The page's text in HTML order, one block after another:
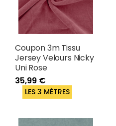
Coupon 3m Tissu
Jersey Velours Nicky
Uni Rose
35,99 €
LES 3 MÈTRES